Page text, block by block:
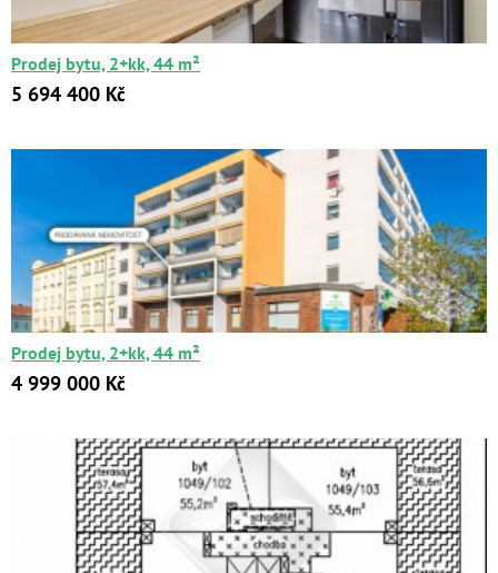
Kč
Расширенный поиск
Prodej bytu, 2+kk, 44 m²
5 694 400 Kč
Prodej bytu, 2+kk, 44 m²
4 999 000 Kč